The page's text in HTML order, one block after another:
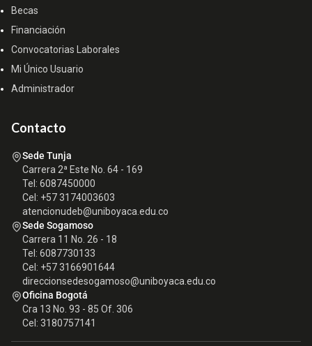
Becas
Financiación
Convocatorias Laborales
Mi Único Usuario
Administrador
Contacto
Sede Tunja
Carrera 2ª Este No. 64 - 169
Tel: 6087450000
Cel: +57 3174003603
atencionudeb@uniboyaca.edu.co
Sede Sogamoso
Carrera 11 No. 26 - 18
Tel: 6087730133
Cel: +57 3166901644
direccionsedesogamoso@uniboyaca.edu.co
Oficina Bogotá
Cra 13 No. 93 - 85 Of. 306
Cel: 3180757141